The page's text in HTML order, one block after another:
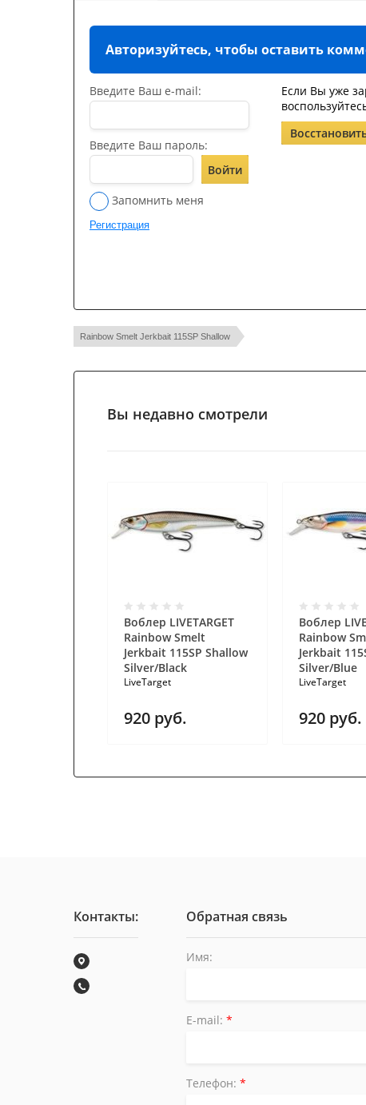
Авторизуйтесь, чтобы оставить
Введите Ваш e-mail:
Введите Ваш пароль:
Войти
Запомнить меня
Регистрация
Если Вы уже
Rainbow Smelt Jerkbait 115SP Shallow
Вы недавно смотрели
Воблер LIVETARGET
Rainbow Smelt
Jerkbait 115SP Shallow
Silver/Black
LiveTarget
920 руб.
Воблер
Rainbow
Jerkbait
Silver/Blue
LiveTarget
920руб.
Контакты: Обратная связь
Имя:
E-mail: *
Телефон: *